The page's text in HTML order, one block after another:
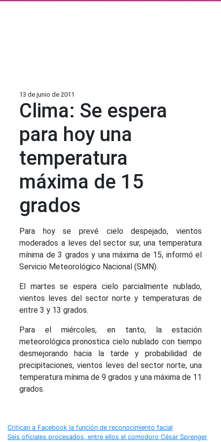
13 de junio de 2011
Clima: Se espera
para hoy una
temperatura
máxima de 15
grados
Para hoy se prevé cielo despejado, vientos
moderados a leves del sector sur, una temperatura
mínima de 3 grados y una máxima de 15, informó el
Servicio Meteorológico Nacional (SMN).
El martes se espera cielo parcialmente nublado,
vientos leves del sector norte y temperaturas de
entre 3 y 13 grados.
Para el miércoles, en tanto, la estación
meteorológica pronostica cielo nublado con tiempo
desmejorando hacia la tarde y probabilidad de
precipitaciones, vientos leves del sector norte, una
temperatura mínima de 9 grados y una máxima de 11
grados.
Navegación
Critican a Facebook la función de reconocimiento facial
Seis oficiales procesados, entre ellos el comodoro César Sprenger